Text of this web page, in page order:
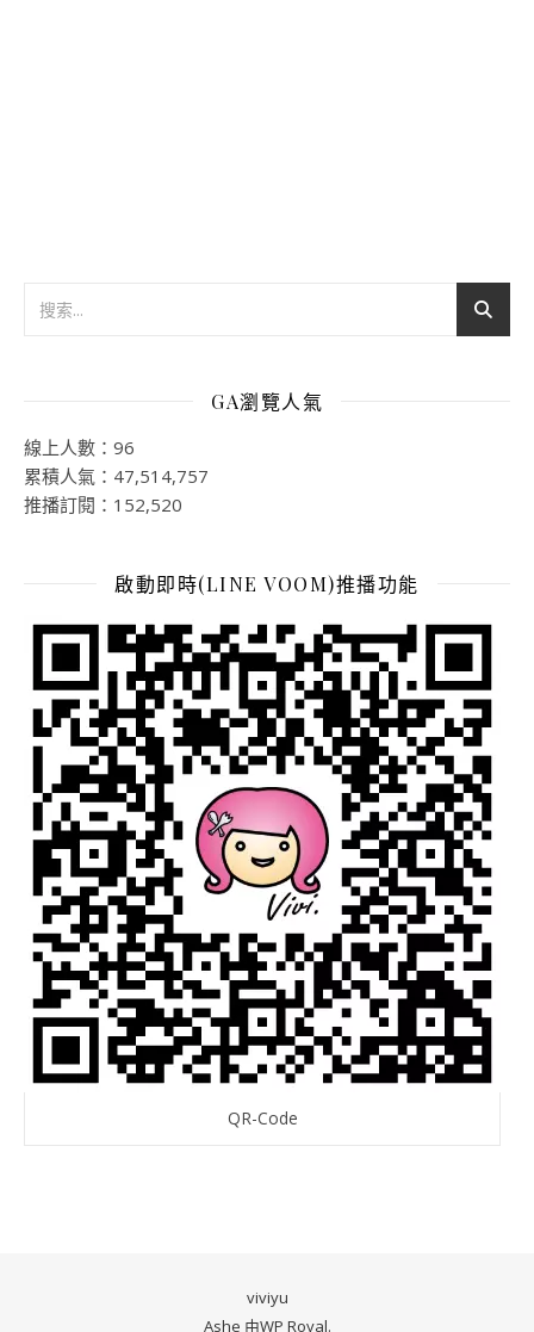
GA瀏覽人氣
線上人數：96
累積人氣：47,514,757
推播訂閱：152,520
啟動即時(LINE VOOM)推播功能
QR-Code
viviyu
Ashe 由WP Royal.